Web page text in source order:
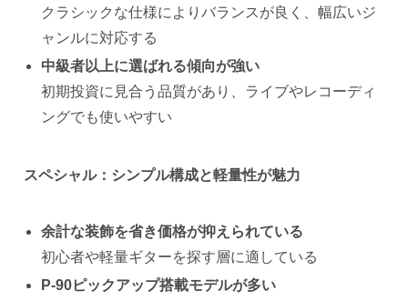
クラシックな仕様によりバランスが良く、幅広いジ
ャンルに対応する
中級者以上に選ばれる傾向が強い
初期投資に見合う品質があり、ライブやレコーディ
ングでも使いやすい
スペシャル：シンプル構成と軽量性が魅力
余計な装飾を省き価格が抑えられている
初心者や軽量ギターを探す層に適している
P-90ピックアップ搭載モデルが多い